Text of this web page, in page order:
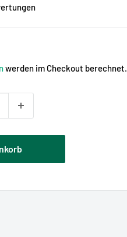
werden im Checkout berechnet.